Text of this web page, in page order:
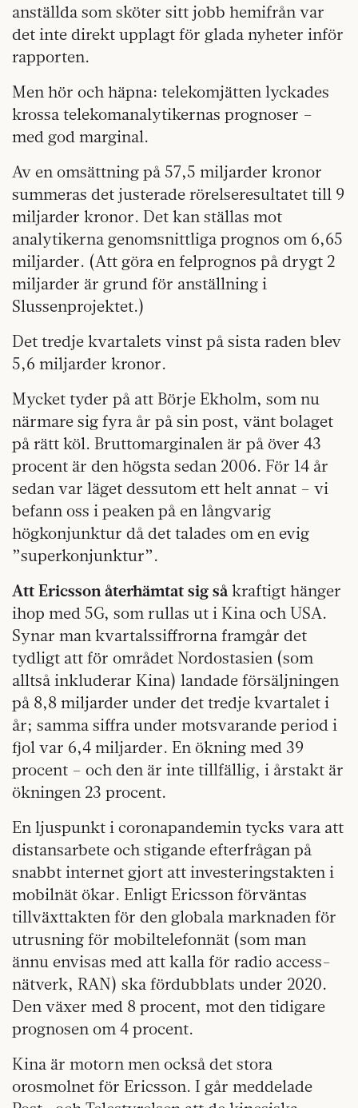
anställda som sköter sitt jobb hemifrån var
det inte direkt upplagt för glada nyheter inför
rapporten.
Men hör och häpna: telekomjätten lyckades
krossa telekomanalytikernas prognoser –
med god marginal.
Av en omsättning på 57,5 miljarder kronor
summeras det justerade rörelseresultatet till 9
miljarder kronor. Det kan ställas mot
analytikerna genomsnittliga prognos om 6,65
miljarder. (Att göra en felprognos på drygt 2
miljarder är grund för anställning i
Slussenprojektet.)
Det tredje kvartalets vinst på sista raden blev
5,6 miljarder kronor.
Mycket tyder på att Börje Ekholm, som nu
närmare sig fyra år på sin post, vänt bolaget
på rätt köl. Bruttomarginalen är på över 43
procent är den högsta sedan 2006. För 14 år
sedan var läget dessutom ett helt annat – vi
befann oss i peaken på en långvarig
högkonjunktur då det talades om en evig
”superkonjunktur”.
Att Ericsson återhämtat sig så kraftigt hänger
ihop med 5G, som rullas ut i Kina och USA.
Synar man kvartalssiffrorna framgår det
tydligt att för området Nordostasien (som
alltså inkluderar Kina) landade försäljningen
på 8,8 miljarder under det tredje kvartalet i
år; samma siffra under motsvarande period i
fjol var 6,4 miljarder. En ökning med 39
procent – och den är inte tillfällig, i årstakt är
ökningen 23 procent.
En ljuspunkt i coronapandemin tycks vara att
distansarbete och stigande efterfrågan på
snabbt internet gjort att investeringstakten i
mobilnät ökar. Enligt Ericsson förväntas
tillväxttakten för den globala marknaden för
utrusning för mobiltelefonnät (som man
ännu envisas med att kalla för radio access-
nätverk, RAN) ska fördubblats under 2020.
Den växer med 8 procent, mot den tidigare
prognosen om 4 procent.
Kina är motorn men också det stora
orosmolnet för Ericsson. I går meddelade